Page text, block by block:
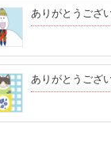
ありがとうござ
ありがとうござ